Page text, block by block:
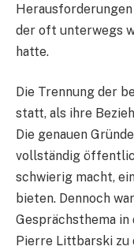
der oft unterwegs
hatte.
Die Trennung der
statt, als ihre
Die genauen
vollständig
schwierig macht,
bieten. Dennoch
Gesprächsthema
Pierre Littbarski zu